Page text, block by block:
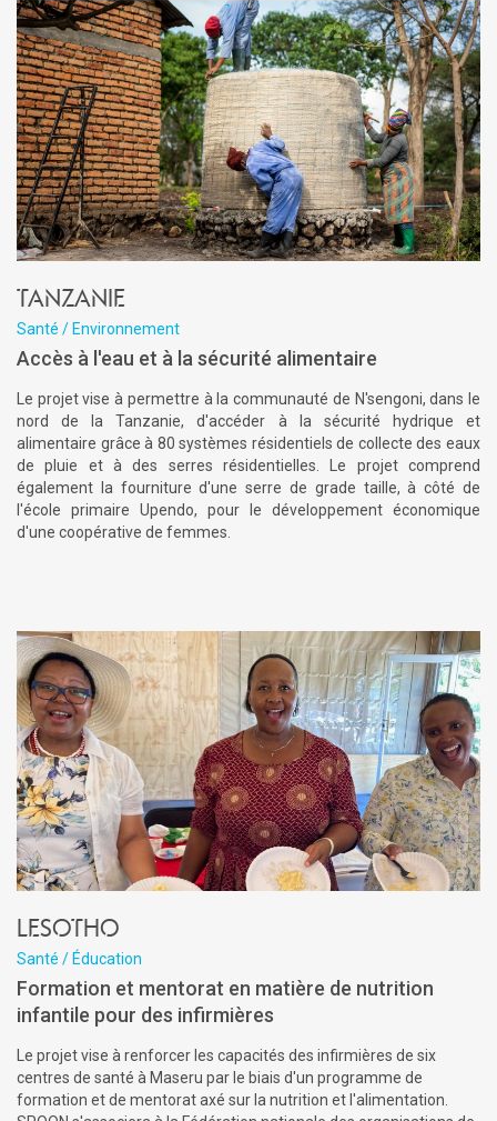
Tanzanie
Santé / Environnement
Accès à l'eau et à la sécurité alimentaire
Le projet vise à permettre à la communauté de N'sengoni, dans le
nord de la Tanzanie, d'accéder à la sécurité hydrique et
alimentaire grâce à 80 systèmes résidentiels de collecte des eaux
de pluie et à des serres résidentielles. Le projet comprend
également la fourniture d'une serre de grade taille, à côté de
l'école primaire Upendo, pour le développement économique
d'une coopérative de femmes.
Lesotho
Santé / Éducation
Formation et mentorat en matière de nutrition
infantile pour des infirmières
Le projet vise à renforcer les capacités des infirmières de six
centres de santé à Maseru par le biais d'un programme de
formation et de mentorat axé sur la nutrition et l'alimentation.